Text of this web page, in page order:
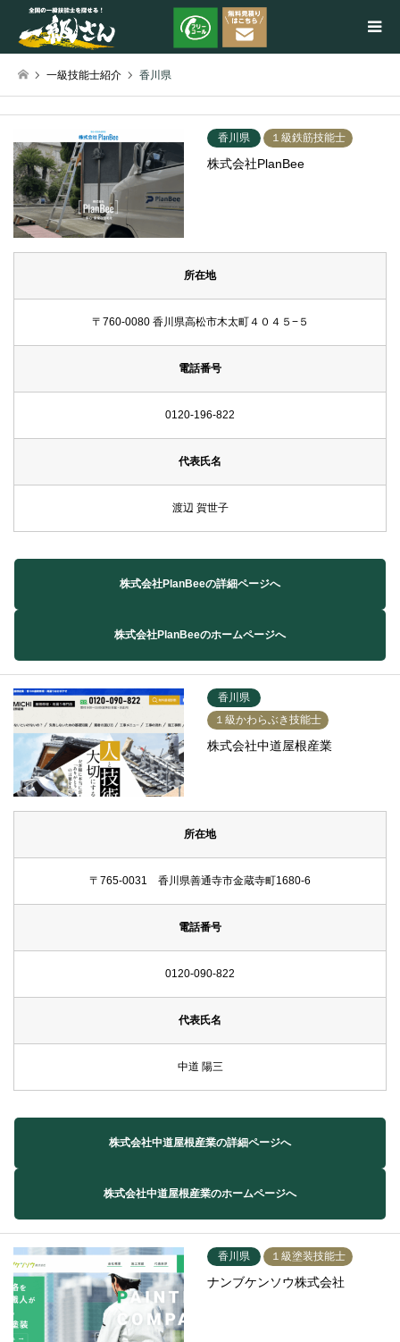
一級技能士紹介 香川県
香川県 １級鉄筋技能士
株式会社PlanBee
所在地
〒760-0080 香川県高松市木太町４０４５−５
電話番号
0120-196-822
代表氏名
渡辺 賀世子
株式会社PlanBeeの詳細ページへ
株式会社PlanBeeのホームページへ
香川県
１級かわらぶき技能士
株式会社中道屋根産業
所在地
〒765-0031 香川県善通寺市金蔵寺町1680-6
電話番号
0120-090-822
代表氏名
中道 陽三
株式会社中道屋根産業の詳細ページへ
株式会社中道屋根産業のホームページへ
香川県 １級塗装技能士
ナンブケンソウ株式会社